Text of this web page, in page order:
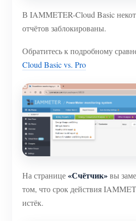
В IAMMETER-Cloud Basic
отчётов заблокированы.
Обратитесь к подробному
Cloud Basic vs. Pro
На странице«Счётчик»вы
том, что срок действия
истёк.